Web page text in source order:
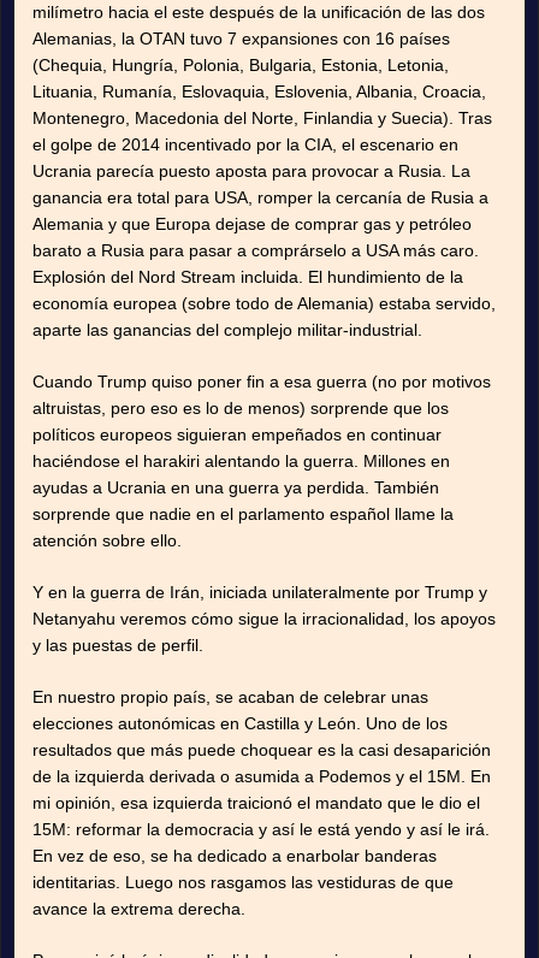
milímetro hacia el este después de la unificación de las dos
Alemanias, la OTAN tuvo 7 expansiones con 16 países
(Chequia, Hungría, Polonia, Bulgaria, Estonia, Letonia,
Lituania, Rumanía, Eslovaquia, Eslovenia, Albania, Croacia,
Montenegro, Macedonia del Norte, Finlandia y Suecia). Tras
el golpe de 2014 incentivado por la CIA, el escenario en
Ucrania parecía puesto aposta para provocar a Rusia. La
ganancia era total para USA, romper la cercanía de Rusia a
Alemania y que Europa dejase de comprar gas y petróleo
barato a Rusia para pasar a comprárselo a USA más caro.
Explosión del Nord Stream incluida. El hundimiento de la
economía europea (sobre todo de Alemania) estaba servido,
aparte las ganancias del complejo militar-industrial.
Cuando Trump quiso poner fin a esa guerra (no por motivos
altruistas, pero eso es lo de menos) sorprende que los
políticos europeos siguieran empeñados en continuar
haciéndose el harakiri alentando la guerra. Millones en
ayudas a Ucrania en una guerra ya perdida. También
sorprende que nadie en el parlamento español llame la
atención sobre ello.
Y en la guerra de Irán, iniciada unilateralmente por Trump y
Netanyahu veremos cómo sigue la irracionalidad, los apoyos
y las puestas de perfil.
En nuestro propio país, se acaban de celebrar unas
elecciones autonómicas en Castilla y León. Uno de los
resultados que más puede choquear es la casi desaparición
de la izquierda derivada o asumida a Podemos y el 15M. En
mi opinión, esa izquierda traicionó el mandato que le dio el
15M: reformar la democracia y así le está yendo y así le irá.
En vez de eso, se ha dedicado a enarbolar banderas
identitarias. Luego nos rasgamos las vestiduras de que
avance la extrema derecha.